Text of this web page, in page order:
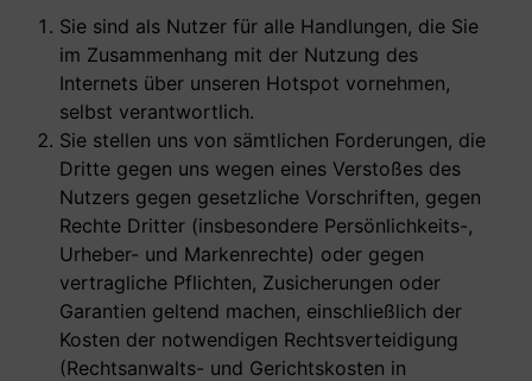
Sie sind als Nutzer für alle Handlungen, die Sie
im Zusammenhang mit der Nutzung des
Internets über unseren Hotspot vornehmen,
selbst verantwortlich.
Sie stellen uns von sämtlichen Forderungen, die
Dritte gegen uns wegen eines Verstoßes des
Nutzers gegen gesetzliche Vorschriften, gegen
Rechte Dritter (insbesondere Persönlichkeits-,
Urheber- und Markenrechte) oder gegen
vertragliche Pflichten, Zusicherungen oder
Garantien geltend machen, einschließlich der
Kosten der notwendigen Rechtsverteidigung
(Rechtsanwalts- und Gerichtskosten in